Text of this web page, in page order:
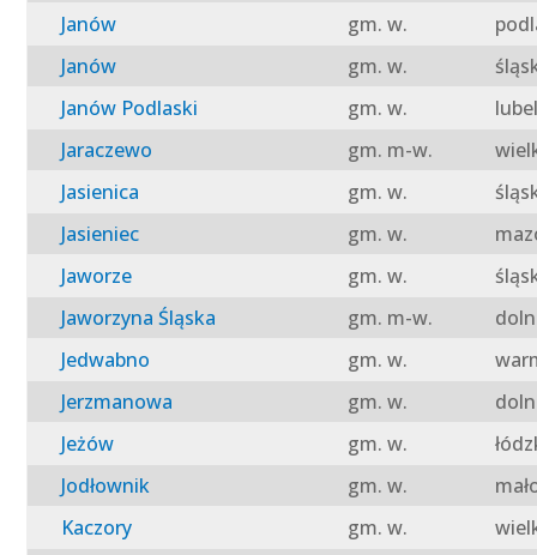
Janów gm. w.
Janów
gm. w.
Janów Podlaski
gm. w.
Jaraczewo
gm. m-w.
Jasienica
gm. w.
Jasieniec
gm. w.
Jaworze
gm. w.
Jaworzyna Śląska
gm. m-w.
Jedwabno
gm. w.
Jerzmanowa
gm. w.
Jeżów
gm. w.
Jodłownik
gm. w.
Kaczory
gm. w.